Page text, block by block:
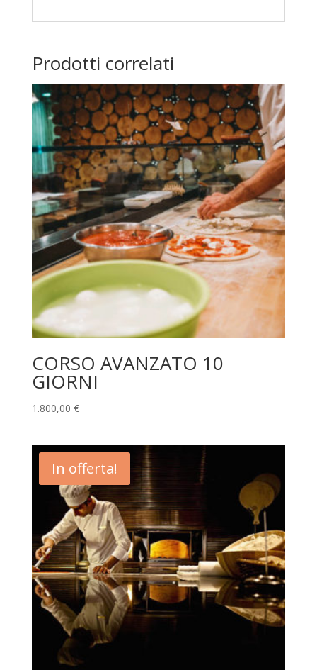
Prodotti correlati
CORSO AVANZATO 10
GIORNI
1.800,00 €
In offerta!